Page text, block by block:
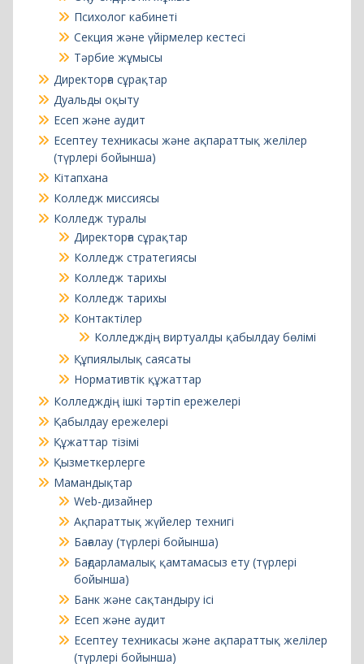
Дуальды оқыту
Есеп және аудит
Есептеу техникасы және ақпараттық желілер
(түрлері бойынша)
Кітапхана
Колледж миссиясы
Колледж туралы
Директорға сұрақтар
Колледж стратегиясы
Колледж тарихы
Колледж тарихы
Контактілер
Колледждің виртуалды қабылдау бөлімі
Құпиялылық саясаты
Нормативтік құжаттар
Колледждің ішкі тәртіп ережелері
Қабылдау ережелері
Құжаттар тізімі
Қызметкерлерге
Мамандықтар
Web-дизайнер
Ақпараттық жүйелер технигі
Бағалау (түрлері бойынша)
Бағдарламалық қамтамасыз ету (түрлері
бойынша)
Банк және сақтандыру ісі
Есеп және аудит
Есептеу техникасы және ақпараттық желілер
(түрлері бойынша)
Маркетинг (салалар бойынша)
Психолог кабинеті
Туризм
Мамандықтар